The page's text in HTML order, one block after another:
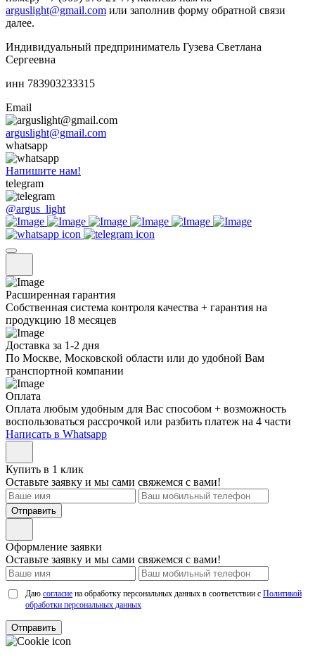
arguslight@gmail.com или заполнив форму обратной связи
далее.
Индивидуальный предприниматель Гузева Светлана
Сергеевна
инн 783903233315
Email
arguslight@gmail.com
whatsapp
Напишите нам!
telegram
@argus_light
Расширенная гарантия
Собственная система контроля качества + гарантия на
продукцию 18 месяцев
Доставка за 1-2 дня
По Москве, Московской области или до удобной Вам
транспортной компании
Оплата
Оплата любым удобным для Вас способом + возможность
воспользоваться рассрочкой или разбить платеж на 4 части
Написать в Whatsapp
Купить в 1 клик
Оставьте заявку и мы сами свяжемся с вами!
Отправить
Оформление заявки
Оставьте заявку и мы сами свяжемся с вами!
Даю согласие на обработку персональных данных в соответствии с Политикой
обработки персональных данных
Отправить